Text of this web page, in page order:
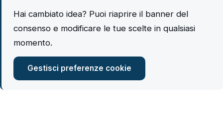
Hai cambiato idea? Puoi riaprire il banner del
consenso e modificare le tue scelte in qualsiasi
momento.
Gestisci preferenze cookie